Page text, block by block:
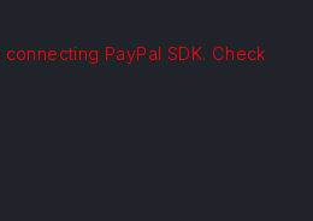
PayPal SDK. Check